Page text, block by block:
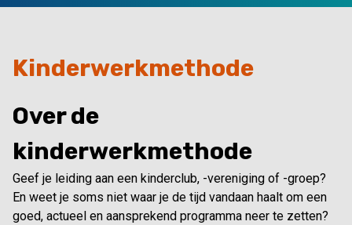
Kinderwerkmethode
Over de
kinderwerkmethode
Geef je leiding aan een kinderclub, -vereniging of -groep?
En weet je soms niet waar je de tijd vandaan haalt om een
goed, actueel en aansprekend programma neer te zetten?